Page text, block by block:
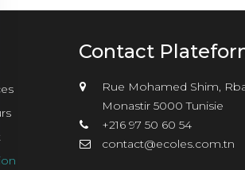
Contact
Rue Mohamed Shim,
Monastir 5000 Tunisie
+216 97 50 60 54
contact@ecoles.com.tn